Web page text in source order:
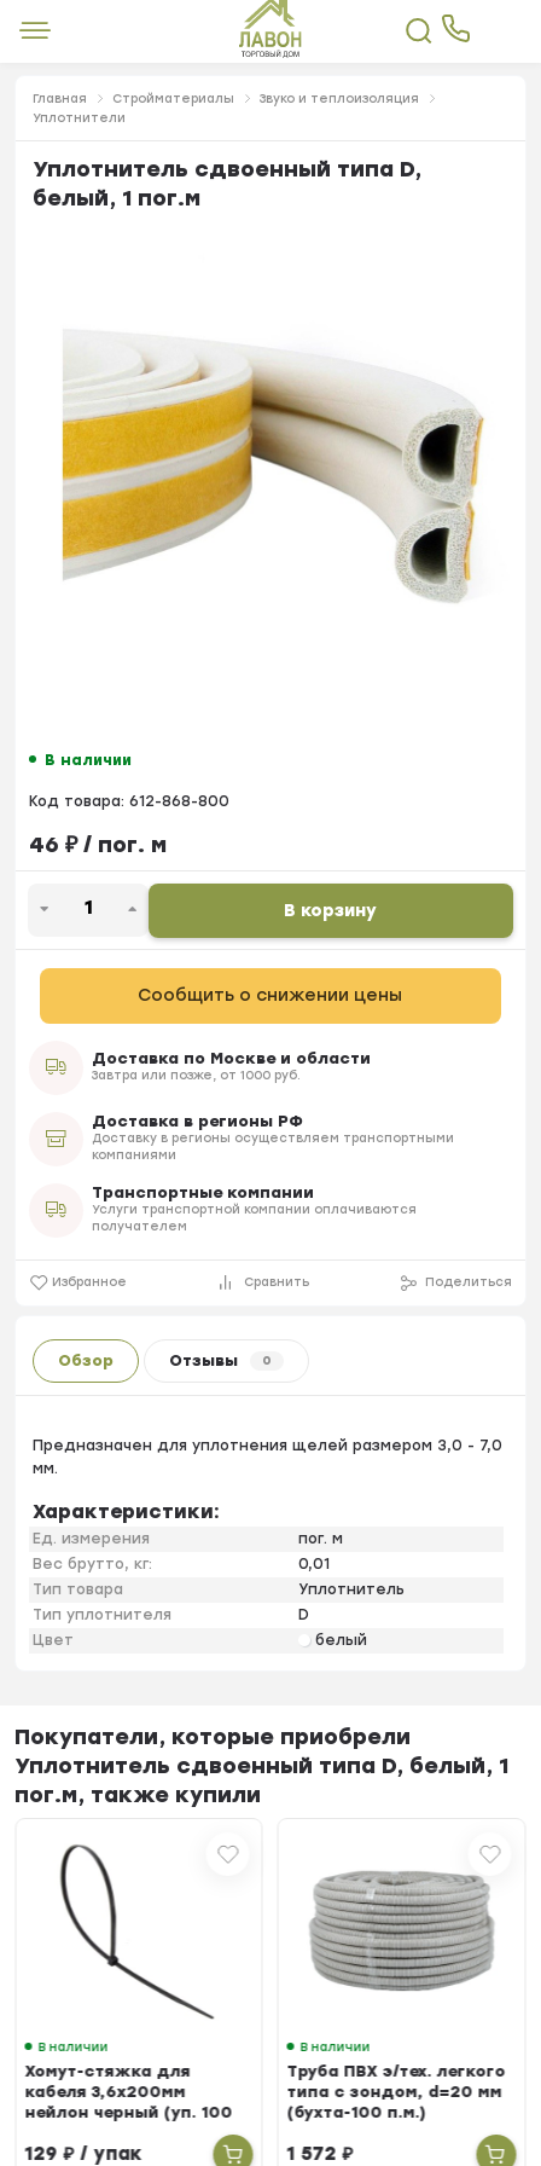
Главная Стройматериалы
Звуко и теплоизоляция
Уплотнители
Уплотнитель сдвоенный типа D,
белый, 1 пог.м
В наличии
Код товара: 612-868-800
46 ₽/ пог. м
В корзину
Сообщить о снижении цены
Доставка по Москве и области
Завтра или позже, от 1000 руб.
Доставка в регионы РФ
Доставку в регионы осуществляем транспортными
компаниями
Транспортные компании
Услуги транспортной компании оплачиваются
получателем
Избранное Сравнить Поделиться
Обзор Отзывы 0
Предназначен для уплотнения щелей размером 3,0 - 7,0
мм.
Характеристики:
Ед. измерения
пог. м
Вес брутто, кг:
0,01
Тип товара
Уплотнитель
Тип уплотнителя
D
Цвет
белый
Покупатели, которые приобрели
Уплотнитель сдвоенный типа D, белый, 1
пог.м, также купили
В наличии
Хомут-стяжка для
кабеля 3,6х200мм
нейлон черный (уп. 100
129₽/ упак
В наличии
Труба ПВХ э/тех. легкого
типа с зондом, d=20 мм
(бухта-100 п.м.)
1 572₽